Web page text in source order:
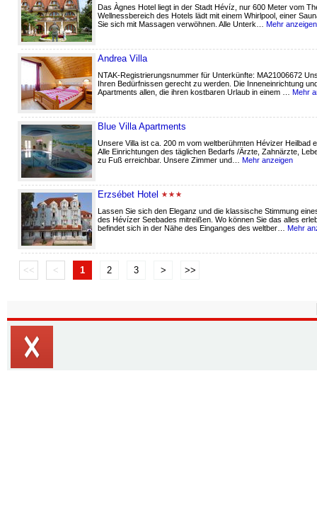
Das Àgnes Hotel liegt in der Stadt Hévíz, nur 600 Meter vom
Wellnessbereich des Hotels lädt mit einem Whirlpool, einer
Sie sich mit Massagen verwöhnen. Alle Unterk… Mehr anzeigen
Andrea Villa
NTAK-Registrierungsnummer für Unterkünfte: MA21006672
Ihren Bedürfnissen gerecht zu werden. Die Inneneinrichtung
Apartments allen, die ihren kostbaren Urlaub in einem … Mehr
Blue Villa Apartments
Unsere Villa ist ca. 200 m vom weltberühmten Hévizer
Alle Einrichtungen des täglichen Bedarfs /Ärzte, Zahnärzte,
zu Fuß erreichbar. Unsere Zimmer und… Mehr anzeigen
Erzsébet Hotel
Lassen Sie sich den Eleganz und die klassische Stimmung
des Hévízer Seebades mitreißen. Wo können Sie das alles
befindet sich in der Nähe des Einganges des weltber… Mehr
<< < 1 2 3 > >>